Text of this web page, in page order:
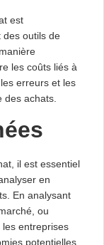
est
des outils de
les coûts liés à
erreurs et les
des achats.
il est essentiel
en
En analysant
ou
entreprises
potentielles